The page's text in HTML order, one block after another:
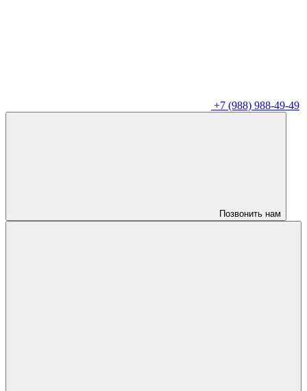
+7 (988) 988-49-49
Позвонить нам